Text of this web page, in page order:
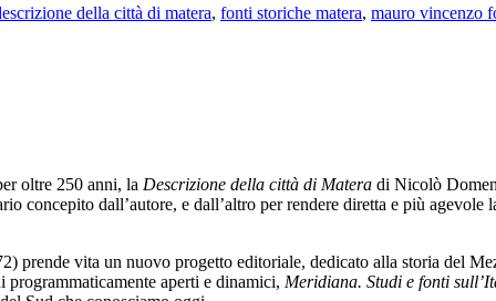
della città di matera, fonti storiche matera, mauro vincenzo
oltre 250 anni, la Descrizione della città di Matera di Nicolò
concepito dall’autore, e dall’altro per rendere diretta e più
prende vita un nuovo progetto editoriale, dedicato alla storia del
aperti e dinamici, Meridiana. Studi e fonti